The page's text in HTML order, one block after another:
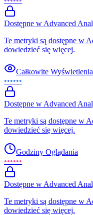
Dostępne w Advanced
Te metryki są dostępne w
dowiedzieć się więcej.
Całkowite Wyświetlenia
••••••
Dostępne w Advanced
Te metryki są dostępne w
dowiedzieć się więcej.
Godziny Oglądania
••••••
Dostępne w Advanced
Te metryki są dostępne w
dowiedzieć się więcej.